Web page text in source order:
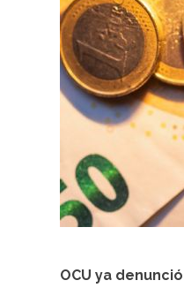
OCU ya